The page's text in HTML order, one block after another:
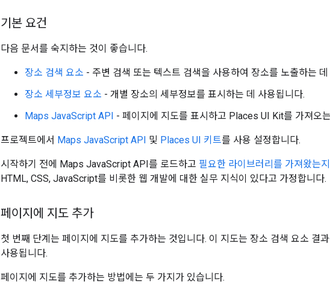
기본 요건
다음 문서를 숙지하는 것이 좋습니다.
장소 검색 요소 - 주변 검색 또는 텍스트 검색을 사용하여 장소를 노출하는
장소 세부정보 요소 - 개별 장소의 세부정보를 표시하는 데 사용됩니다.
Maps JavaScript API - 페이지에 지도를 표시하고 Places UI Kit를 가져오
프로젝트에서 Maps JavaScript API 및 Places UI 키트를 사용 설정합니다.
시작하기 전에 Maps JavaScript API를 로드하고 필요한 라이브러리를 가져왔는지
HTML, CSS, JavaScript를 비롯한 웹 개발에 대한 실무 지식이 있다고 가정합니다.
페이지에 지도 추가
첫 번째 단계는 페이지에 지도를 추가하는 것입니다. 이 지도는 장소 검색 요소 결
사용됩니다.
페이지에 지도를 추가하는 방법에는 두 가지가 있습니다.